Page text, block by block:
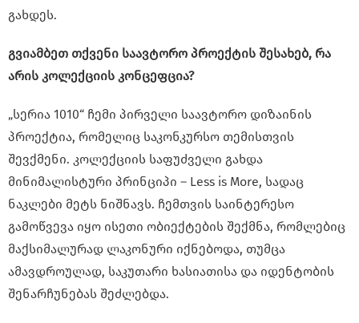
გახდეს.
გვიამბეთ თქვენი საავტორო პროექტის შესახებ, რა
არის კოლექციის კონცეფცია?
„სერია 1010“ ჩემი პირველი საავტორო დიზაინის
პროექტია, რომელიც საკონკურსო თემისთვის
შევქმენი. კოლექციის საფუძველი გახდა
მინიმალისტური პრინციპი – Less is More, სადაც
ნაკლები მეტს ნიშნავს. ჩემთვის საინტერესო
გამოწვევა იყო ისეთი ობიექტების შექმნა, რომლებიც
მაქსიმალურად ლაკონური იქნებოდა, თუმცა
ამავდროულად, საკუთარი ხასიათისა და იდენტობის
შენარჩუნებას შეძლებდა.